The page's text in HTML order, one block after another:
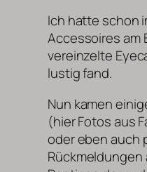
Ich hatte schon
Accessoires am
vereinzelte
lustig fand.
Nun kamen
(hier Fotos aus
oder eben auch